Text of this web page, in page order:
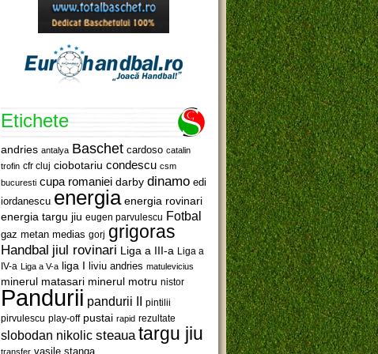
Etichete
andries antalya Baschet cardoso catalin
trofin cfr cluj ciobotariu condescu csm
bucuresti cupa romaniei darby dinamo edi
iordanescu energia energia rovinari
energia targu jiu eugen parvulescu Fotbal
gaz metan medias gorj grigoras
Handbal jiul rovinari Liga a III-a Liga a
IV-a Liga a V-a liga I liviu andries matulevicius
minerul matasari minerul motru nistor
Pandurii pandurii II pintilii
pirvulescu play-off pustai rapid rezultate
slobodan nikolic steaua targu jiu
transfer vasile stanga